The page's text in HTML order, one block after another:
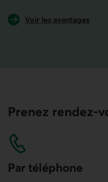
Voir les avantages
Prenez rendez-
Par téléphone